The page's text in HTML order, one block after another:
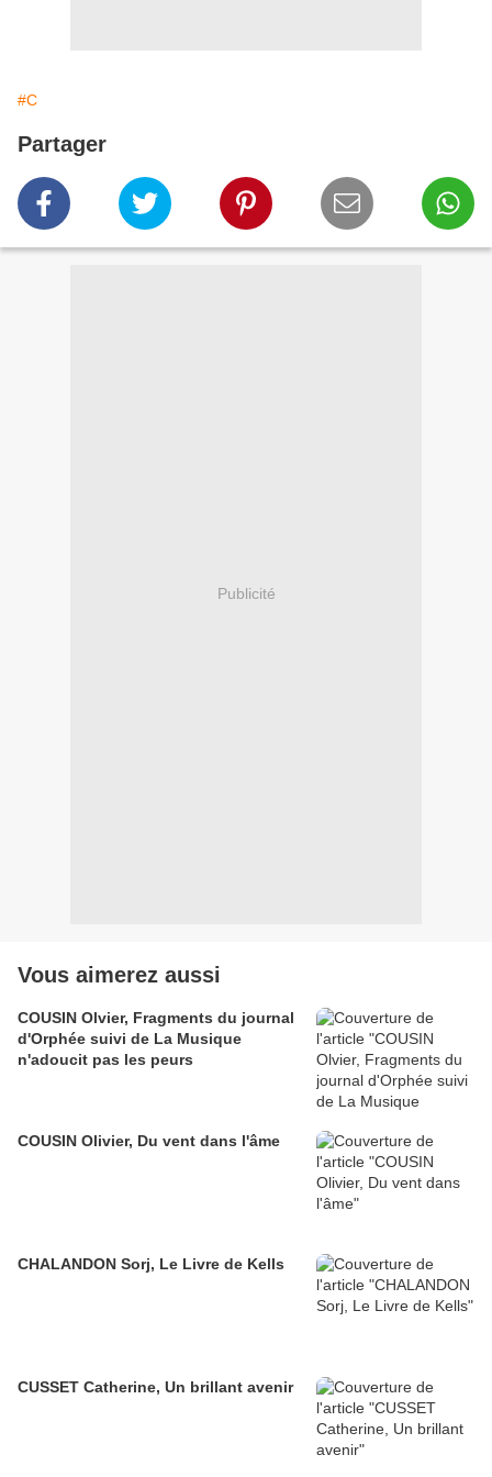
#C
Partager
Publicité
Vous aimerez aussi
COUSIN Olvier, Fragments du journal
d'Orphée suivi de La Musique
n'adoucit pas les peurs
COUSIN Olivier, Du vent dans l'âme
CHALANDON Sorj, Le Livre de Kells
CUSSET Catherine, Un brillant avenir